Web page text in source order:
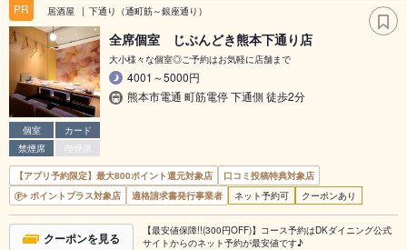
PR
居酒屋 下通り（通町筋～銀座通り）
個室
カード
禁煙席
喫煙席
全席個室 じぶんどき熊本下通り店
大小様々な個室◎ご予約はお気軽に店舗まで
4001～5000円
熊本市電通 町筋電停 下通側 徒歩2分
【アプリ予約限定】最大800ポイント還元対象店
口コミ投稿特典対象店
ポイントプラス対象店
適格請求書発行事業者 ネット予約可 クーポンあり
クーポンを見る
【最安値保障!!(300円OFF)】コース予約はDKダイニング公式
サイトからのネット予約が最安値です♪